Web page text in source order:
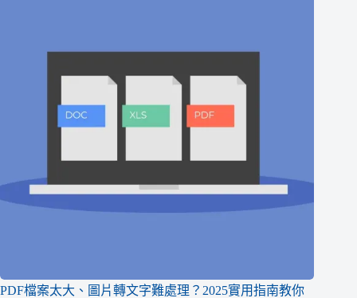
PDF檔案太大、圖片轉文字難處理？2025實用指南教你